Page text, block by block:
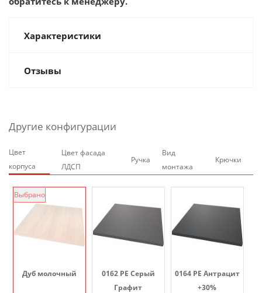
Характеристики
Отзывы
Другие конфигурации
Цвет
корпуса
Цвет фасада
ЛДСП
Ручка
Вид
монтажа
Крючки
Дуб молочный
Выбрано
0162 PE Серый
Графит
0164 PE Антрацит
+30%